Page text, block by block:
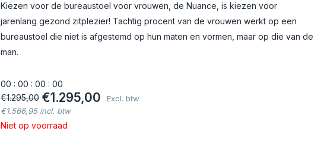
Kiezen voor de bureaustoel voor vrouwen, de Nuance, is kiezen voor
jarenlang gezond zitplezier! Tachtig procent van de vrouwen werkt op een
bureaustoel die niet is afgestemd op hun maten en vormen, maar op die van de
man.
00 : 00 : 00 : 00
€1.295,00 €1.295,00
Excl. btw
€1.566,95 incl. btw
Niet op voorraad